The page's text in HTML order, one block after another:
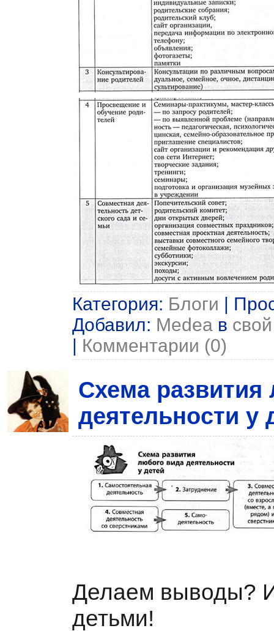
Категория: Блоги |
Добавил: Medea в
| Комментарии (0)
Схема
деятельности у
Делаем выводы?
детьми!